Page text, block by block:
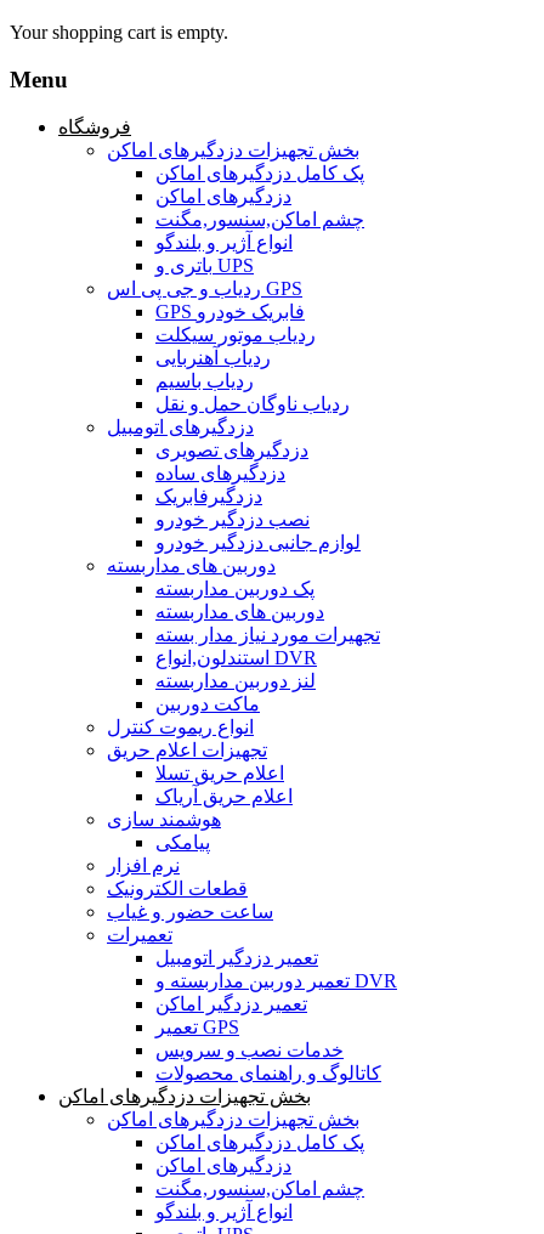
Your shopping cart is empty.
Menu
فروشگاه
بخش تجهیزات دزدگیرهای اماکن
پک کامل دزدگیرهای اماکن
دزدگیرهای اماکن
چشم اماکن,سنسور,مگنت
انواع آژیر و بلندگو
باتری و UPS
ردیاب و جی پی اس GPS
GPS فابریک خودرو
ردیاب موتور سیکلت
ردیاب آهنربایی
ردیاب باسیم
ردیاب ناوگان حمل و نقل
دزدگیرهای اتومبیل
دزدگیرهای تصویری
دزدگیرهای ساده
دزدگیرفابریک
نصب دزدگیر خودرو
لوازم جانبی دزدگیر خودرو
دوربین های مداربسته
پک دوربین مداربسته
دوربین های مداربسته
تجهیرات مورد نیاز مدار بسته
استندلون,انواع DVR
لنز دوربین مداربسته
ماکت دوربین
انواع ریموت کنترل
تجهیزات اعلام حریق
اعلام حریق تسلا
اعلام حریق آریاک
هوشمند سازی
پیامکی
نرم افزار
قطعات الکترونیک
ساعت حضور و غیاب
تعمیرات
تعمیر دزدگیر اتومبیل
تعمیر دوربین مداربسته و DVR
تعمیر دزدگیر اماکن
تعمیر GPS
خدمات نصب و سرویس
کاتالوگ و راهنمای محصولات
بخش تجهیزات دزدگیرهای اماکن
بخش تجهیزات دزدگیرهای اماکن
پک کامل دزدگیرهای اماکن
دزدگیرهای اماکن
چشم اماکن,سنسور,مگنت
انواع آژیر و بلندگو